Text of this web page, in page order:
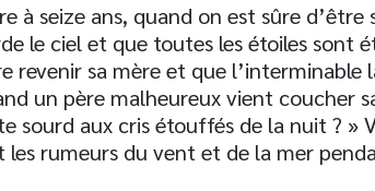
à seize ans, quand on est sûre
le ciel et que toutes les étoiles sont
revenir sa mère et que
un père malheureux vient coucher
sourd aux cris étouffés de la nuit ? »
rumeurs du vent et de la mer